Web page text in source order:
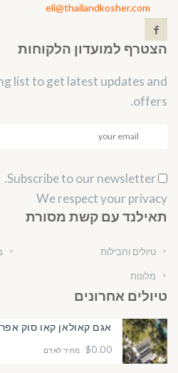
eli@thailandkosher.com
הצטרף למועדון הלקוחות
list to get latest updates and
offers.
We respect your privacy
תאילנד עם קשת מסורת
טיולים וחבילות
מלונות
טיולים אחרונים
אגם קאולאן קאו סוק אפריל
$0.00
מחיר לאדם